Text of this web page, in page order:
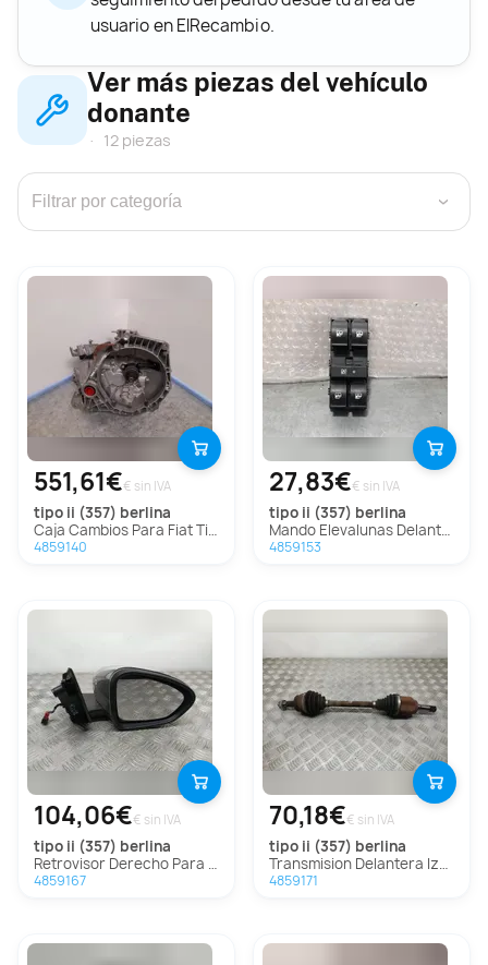
usuario en ElRecambio.
Ver más piezas del vehículo
donante
12 piezas
›
551,61€€ sin IVA
tipo ii (357) berlina
Caja Cambios Para Fiat Tipo Ii Berlina
4859140
27,83€€ sin IVA
tipo ii (357) berlina
Mando Elevalunas Delantero Izquierdo Para Fiat Tipo Ii Berlina
4859153
104,06€€ sin IVA
tipo ii (357) berlina
Retrovisor Derecho Para Fiat Tipo Ii Berlina
4859167
70,18€€ sin IVA
tipo ii (357) berlina
Transmision Delantera Izquierda Para Fiat Tipo Ii Berlina
4859171